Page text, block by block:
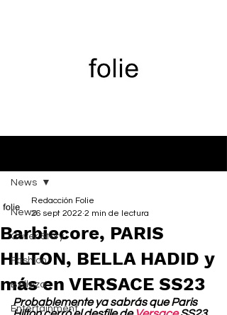
News
Cover Story
Fashion
Belleza
Entertainment
News
Barbiecore, PARIS
HILTON, BELLA HADID y
más en VERSACE SS23
Redacción Folie
26 sept 2022 2 min de lectura
Probablemente ya sabrás que Paris